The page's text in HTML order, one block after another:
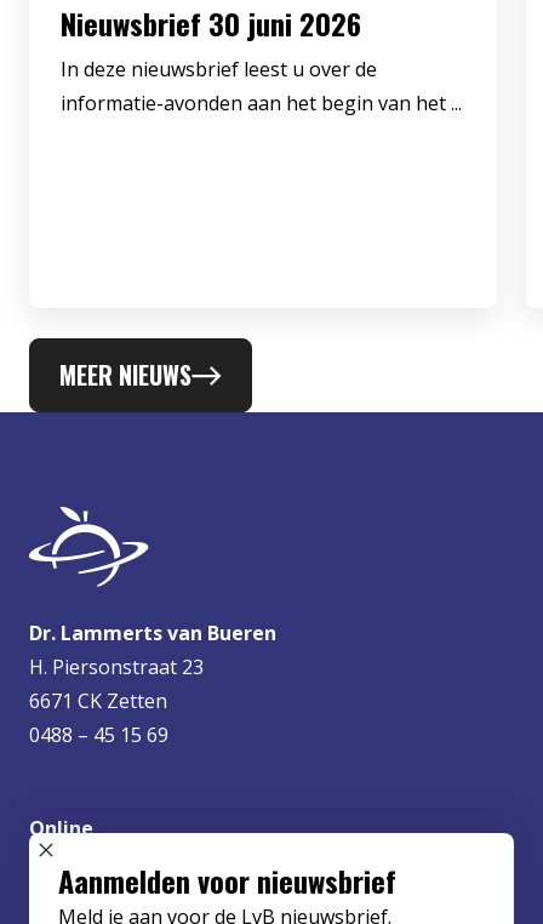
Nieuwsbrief 30 juni 2026
In deze nieuwsbrief leest u over de
informatie-avonden aan het begin van het ...
MEER NIEUWS
Dr. Lammerts van Bueren
H. Piersonstraat 23
6671 CK Zetten
0488 – 45 15 69
Online
info@lvbueren.nl
SLUIT POPUP
Aanmelden voor nieuwsbrief
Meld je aan voor de LvB nieuwsbrief.